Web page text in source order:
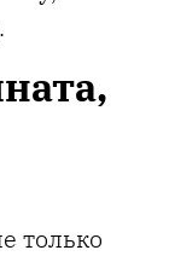
только